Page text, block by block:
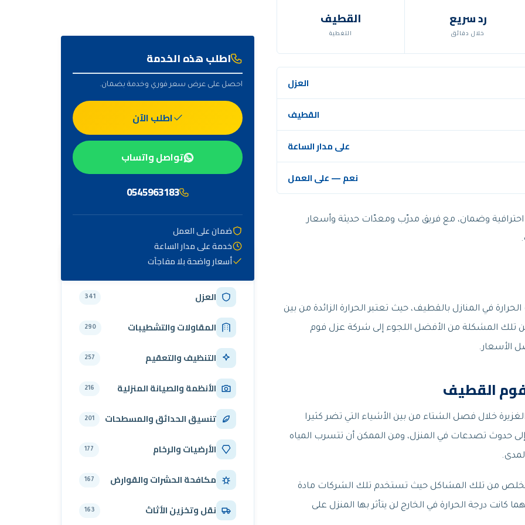
رد سريع
خلال دقائق
القطيف
التغطية
العزل
القطيف
على مدار الساعة
نعم — على العمل
وضمان، مع فريق مدرّب ومعدّات حديثة وأسعار
في المنازل بالقطيف، حيث تعتبر الحرارة الزائدة من بين
تلك المشكلة من الأفضل اللجوء إلى شركة عزل فوم
الأسعار.
القطيف
خلال فصل الشتاء من بين الأشياء التي تضر كثيرا
إلى حدوث تصدعات في المنزل، ومن الممكن أن تتسرب المياه
من تلك المشاكل حيث تستخدم تلك الشركات مادة
درجة الحرارة في الخارج لن يتأثر بها المنزل على
اطلب هذه الخدمة
احصل على عرض سعر فوري وخدمة بضمان.
اطلب الآن
تواصل واتساب
0545963183
ضمان على العمل
خدمة على مدار الساعة
أسعار واضحة بلا مفاجآت
أهم التصنيفات
العزل 341
المقاولات والتشطيبات 290
التنظيف والتعقيم 257
الأنظمة والصيانة المنزلية 216
تنسيق الحدائق والمسطحات 201
الأرضيات والرخام 177
مكافحة الحشرات والقوارض 167
نقل وتخزين الأثاث 163